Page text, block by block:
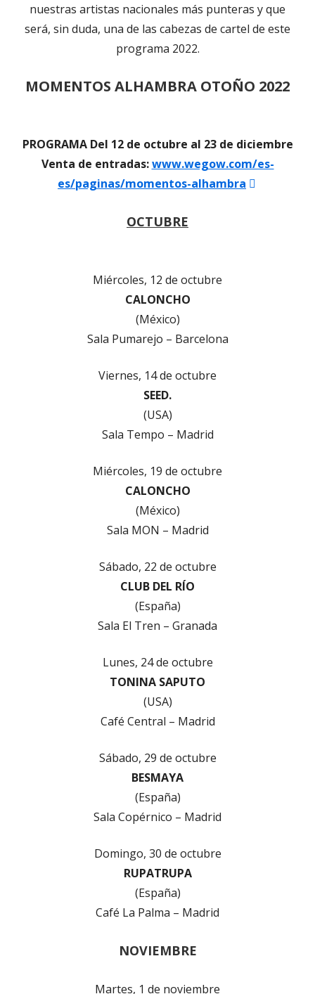
nuestras artistas nacionales más punteras y que
será, sin duda, una de las cabezas de cartel de este
programa 2022.
MOMENTOS ALHAMBRA OTOÑO 2022
PROGRAMA Del 12 de octubre al 23 de diciembre
Venta de entradas:www.wegow.com/es-
es/paginas/momentos-alhambra
OCTUBRE
Miércoles, 12 de octubre
CALONCHO
(México)
Sala Pumarejo – Barcelona
Viernes, 14 de octubre
SEED.
(USA)
Sala Tempo – Madrid
Miércoles, 19 de octubre
CALONCHO
(México)
Sala MON – Madrid
Sábado, 22 de octubre
CLUB DEL RÍO
(España)
Sala El Tren – Granada
Lunes, 24 de octubre
TONINA SAPUTO
(USA)
Café Central – Madrid
Sábado, 29 de octubre
BESMAYA
(España)
Sala Copérnico – Madrid
Domingo, 30 de octubre
RUPATRUPA
(España)
Café La Palma – Madrid
NOVIEMBRE
Martes, 1 de noviembre